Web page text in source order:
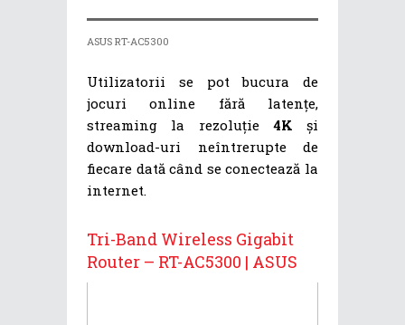
ASUS RT-AC5300
Utilizatorii se pot bucura de
jocuri online fără latențe,
streaming la rezoluție 4K și
download-uri neîntrerupte de
fiecare dată când se conectează la
internet.
Tri-Band Wireless Gigabit
Router – RT-AC5300 | ASUS